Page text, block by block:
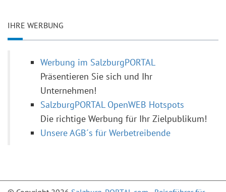
IHRE WERBUNG
Werbung im SalzburgPORTAL
Präsentieren Sie sich und Ihr
Unternehmen!
SalzburgPORTAL OpenWEB Hotspots
Die richtige Werbung für Ihr Zielpublikum!
Unsere AGB´s für Werbetreibende